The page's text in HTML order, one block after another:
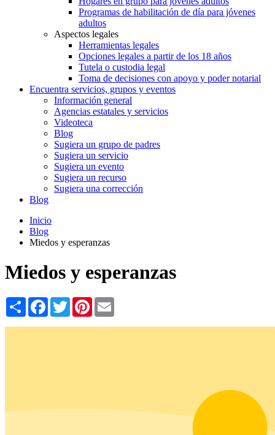
Programas de habilitación de día para jóvenes
adultos
Aspectos legales
Herramientas legales
Opciones legales a partir de los 18 años
Tutela o custodia legal
Toma de decisiones con apoyo y poder notarial
Encuentra servicios, grupos y eventos
Información general
Agencias estatales y servicios
Videoteca
Blog
Sugiera un grupo de padres
Sugiera un servicio
Sugiera un evento
Sugiera un recurso
Sugiera una corrección
Blog
Inicio
Blog
Miedos y esperanzas
Miedos y esperanzas
Share Facebook
TwitterPinterest